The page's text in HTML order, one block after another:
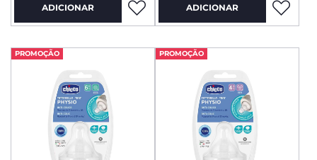
ADICIONAR ADICIONAR
PROMOÇÃO PROMOÇÃO